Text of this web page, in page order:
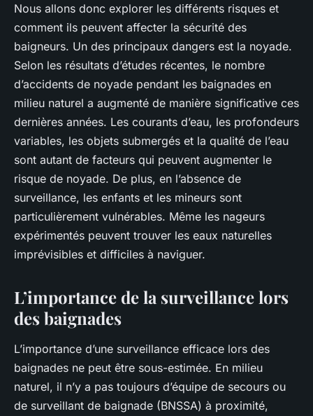
Nous allons donc explorer les différents risques et
comment ils peuvent affecter la sécurité des
baigneurs. Un des principaux dangers est la noyade.
Selon les résultats d’études récentes, le nombre
d’accidents de noyade pendant les baignades en
milieu naturel a augmenté de manière significative ces
dernières années. Les courants d’eau, les profondeurs
variables, les objets submergés et la qualité de l’eau
sont autant de facteurs qui peuvent augmenter le
risque de noyade. De plus, en l’absence de
surveillance, les enfants et les mineurs sont
particulièrement vulnérables. Même les nageurs
expérimentés peuvent trouver les eaux naturelles
imprévisibles et difficiles à naviguer.
L’importance de la surveillance lors
des baignades
L’importance d’une surveillance efficace lors des
baignades ne peut être sous-estimée. En milieu
naturel, il n’y a pas toujours d’équipe de secours ou
de surveillant de baignade (BNSSA) à proximité,